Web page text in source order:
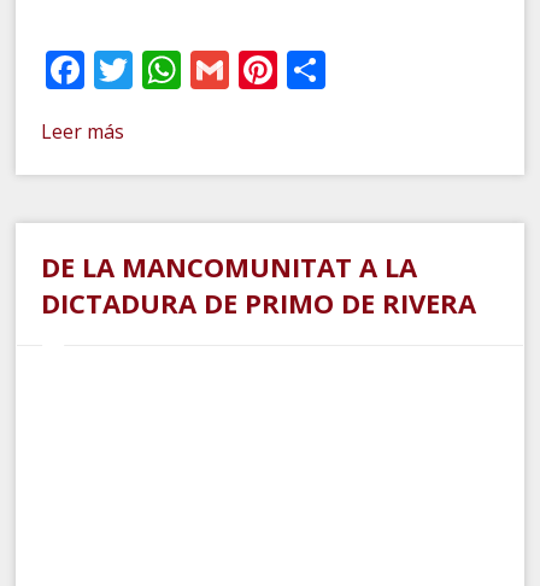
Facebook
Twitter
WhatsApp
GmailPinterest
Leer más
DE LA MANCOMUNITAT A LA
DICTADURA DE PRIMO DE RIVERA